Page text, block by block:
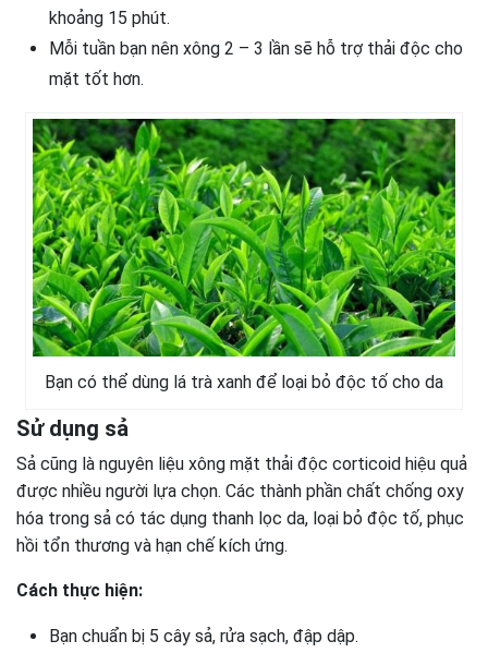
khoảng 15 phút.
Mỗi tuần bạn nên xông 2 – 3 lần sẽ hỗ trợ thải độc cho
mặt tốt hơn.
Bạn có thể dùng lá trà xanh để loại bỏ độc tố cho da
Sử dụng sả
Sả cũng là nguyên liệu xông mặt thải độc corticoid hiệu quả
được nhiều người lựa chọn. Các thành phần chất chống oxy
hóa trong sả có tác dụng thanh lọc da, loại bỏ độc tố, phục
hồi tổn thương và hạn chế kích ứng.
Cách thực hiện:
Bạn chuẩn bị 5 cây sả, rửa sạch, đập dập.